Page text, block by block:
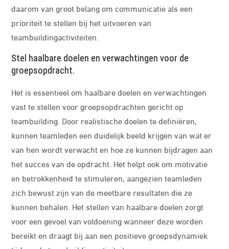
daarom van groot belang om communicatie als een
prioriteit te stellen bij het uitvoeren van
teambuildingactiviteiten.
Stel haalbare doelen en verwachtingen voor de
groepsopdracht.
Het is essentieel om haalbare doelen en verwachtingen
vast te stellen voor groepsopdrachten gericht op
teambuilding. Door realistische doelen te definiëren,
kunnen teamleden een duidelijk beeld krijgen van wat er
van hen wordt verwacht en hoe ze kunnen bijdragen aan
het succes van de opdracht. Het helpt ook om motivatie
en betrokkenheid te stimuleren, aangezien teamleden
zich bewust zijn van de meetbare resultaten die ze
kunnen behalen. Het stellen van haalbare doelen zorgt
voor een gevoel van voldoening wanneer deze worden
bereikt en draagt bij aan een positieve groepsdynamiek